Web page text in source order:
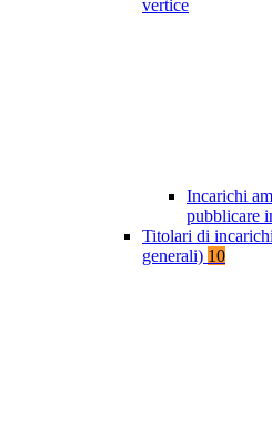
vertice
Incarichi
pubblicare
Titolari di
generali) 10